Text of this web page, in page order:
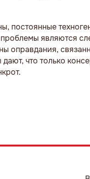
постоянные
проблемы являются
оправдания,
что только